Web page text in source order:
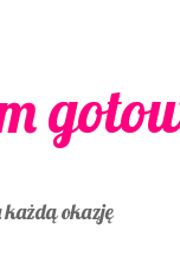
okazję